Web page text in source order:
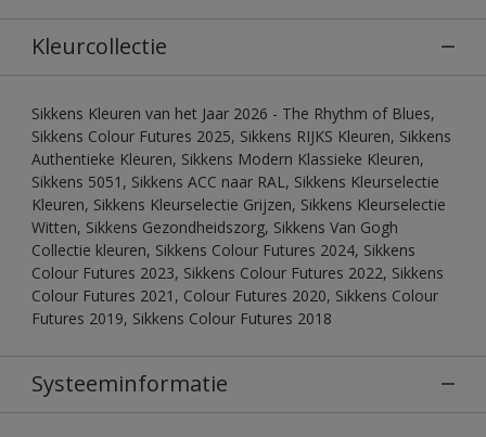
Kleurcollectie
Sikkens Kleuren van het Jaar 2026 - The Rhythm of Blues,
Sikkens Colour Futures 2025, Sikkens RIJKS Kleuren, Sikkens
Authentieke Kleuren, Sikkens Modern Klassieke Kleuren,
Sikkens 5051, Sikkens ACC naar RAL, Sikkens Kleurselectie
Kleuren, Sikkens Kleurselectie Grijzen, Sikkens Kleurselectie
Witten, Sikkens Gezondheidszorg, Sikkens Van Gogh
Collectie kleuren, Sikkens Colour Futures 2024, Sikkens
Colour Futures 2023, Sikkens Colour Futures 2022, Sikkens
Colour Futures 2021, Colour Futures 2020, Sikkens Colour
Futures 2019, Sikkens Colour Futures 2018
Systeeminformatie